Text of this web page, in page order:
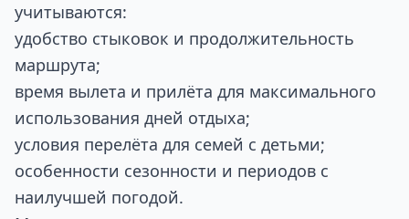
учитываются:
удобство стыковок и продолжительность
маршрута;
время вылета и прилёта для максимального
использования дней отдыха;
условия перелёта для семей с детьми;
особенности сезонности и периодов с
наилучшей погодой.